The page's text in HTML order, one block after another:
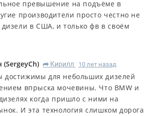
превышение на подъёме в
производители просто честно не
дизели в США, и только фв в своём
(SergeyCh) R Кирилл 10 лет назад
достижимы для небольших дизелей
впрыска мочевины. Что BMW и
когда пришло с ними на
И эта технология слишком дорога